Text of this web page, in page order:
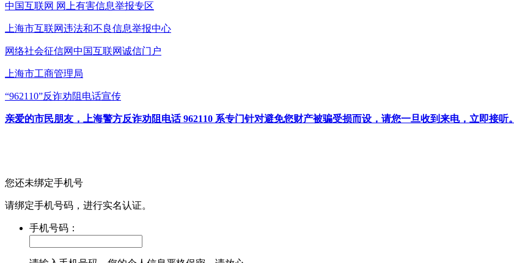
中国互联网 网上有害信息举报专区
上海市互联网违法和不良信息举报中心
网络社会征信网中国互联网诚信门户
上海市工商管理局
“962110”反诈劝阻电话宣传
亲爱的市民朋友，上海警方反诈劝阻电话 962110 系专门针对避免您财产被骗受损而设，请您一旦收到来电，立即接听。
您还未绑定手机号
请绑定手机号码，进行实名认证。
手机号码：